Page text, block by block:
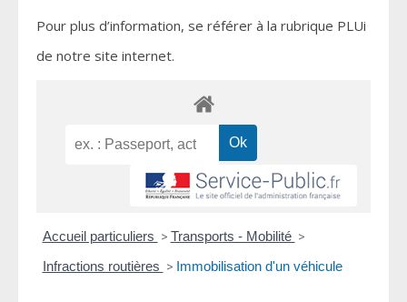
Pour plus d’information, se référer à la rubrique PLUi
de notre site internet.
Accueil particuliers > Transports - Mobilité >
Infractions routières > Immobilisation d'un véhicule